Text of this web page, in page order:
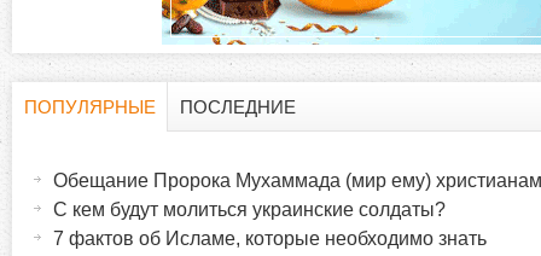
ПОПУЛЯРНЫЕ
ПОСЛЕДНИЕ
Обещание Пророка Мухаммада (мир ему) христианам
С кем будут молиться украинские солдаты?
7 фактов об Исламе, которые необходимо знать